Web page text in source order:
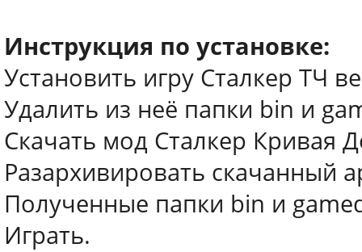
Инструкция по установке:
Установить игру Сталкер ТЧ
Удалить из неё папки bin и
Скачать мод Сталкер Кривая
Разархивировать скачанный
Полученные папки bin и
Играть.